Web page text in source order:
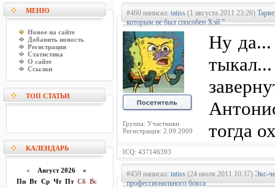
МЕНЮ
Новое на сайте
Добавить новость
Регистрация
Статистика
О сайте
Ссылки
ТОП СТАТЬИ
КАЛЕНДАРЬ
«
Август 2026 »
Пн Вт Ср Чт Пт Сб Вс
#460 написал: tatiss (1 августа 2011 23:26)
которым не был способен Хэй ”
Группа: Участники
Регистрация: 2.09.2009
Ну да...
тогда
ICQ: 437146393
#459 написал: tatiss (24 июля 2011 10:37) Экс-
профессионального бокса